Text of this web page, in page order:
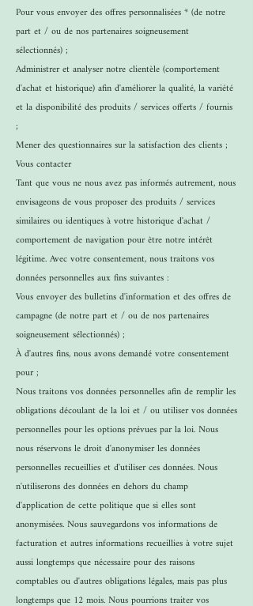
Pour vous envoyer des offres personnalisées * (de notre
part et / ou de nos partenaires soigneusement
sélectionnés) ;
Administrer et analyser notre clientèle (comportement
d'achat et historique) afin d'améliorer la qualité, la variété
et la disponibilité des produits / services offerts / fournis
;
Mener des questionnaires sur la satisfaction des clients ;
Vous contacter
Tant que vous ne nous avez pas informés autrement, nous
envisageons de vous proposer des produits / services
similaires ou identiques à votre historique d'achat /
comportement de navigation pour être notre intérêt
légitime. Avec votre consentement, nous traitons vos
données personnelles aux fins suivantes :
Vous envoyer des bulletins d'information et des offres de
campagne (de notre part et / ou de nos partenaires
soigneusement sélectionnés) ;
À d'autres fins, nous avons demandé votre consentement
pour ;
Nous traitons vos données personnelles afin de remplir les
obligations découlant de la loi et / ou utiliser vos données
personnelles pour les options prévues par la loi. Nous
nous réservons le droit d'anonymiser les données
personnelles recueillies et d'utiliser ces données. Nous
n'utiliserons des données en dehors du champ
d'application de cette politique que si elles sont
anonymisées. Nous sauvegardons vos informations de
facturation et autres informations recueillies à votre sujet
aussi longtemps que nécessaire pour des raisons
comptables ou d'autres obligations légales, mais pas plus
longtemps que 12 mois. Nous pourrions traiter vos